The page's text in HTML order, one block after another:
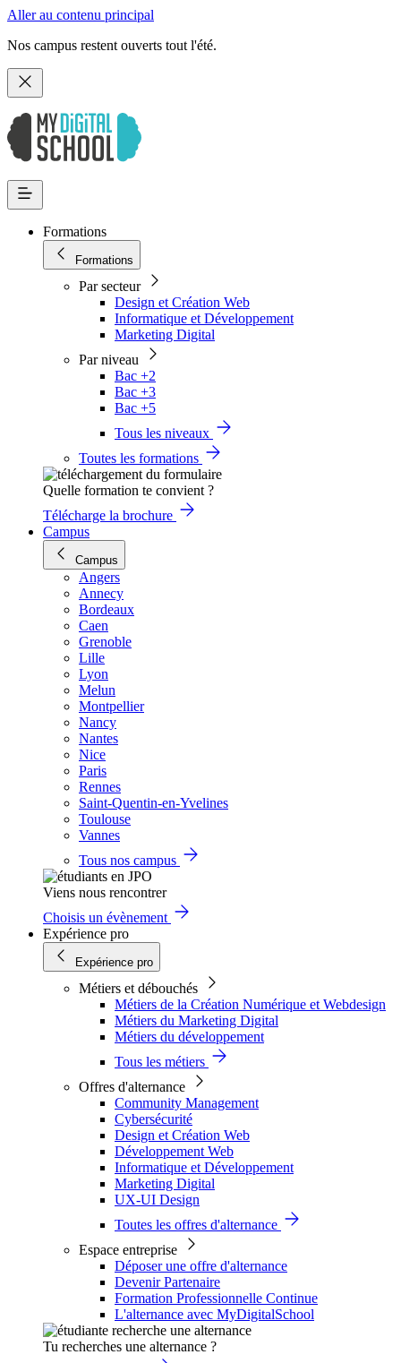
Aller au contenu principal
Nos campus restent ouverts tout l'été.
Formations
Formations
Par secteur
Design et Création Web
Informatique et Développement
Marketing Digital
Par niveau
Bac +2
Bac +3
Bac +5
Tous les niveaux
Toutes les formations
Quelle formation te convient ?
Télécharge la brochure
Campus
Campus
Angers
Annecy
Bordeaux
Caen
Grenoble
Lille
Lyon
Melun
Montpellier
Nancy
Nantes
Nice
Paris
Rennes
Saint-Quentin-en-Yvelines
Toulouse
Vannes
Tous nos campus
Viens nous rencontrer
Choisis un évènement
Expérience pro
Expérience pro
Métiers et débouchés
Métiers de la Création Numérique et Webdesign
Métiers du Marketing Digital
Métiers du développement
Tous les métiers
Offres d'alternance
Community Management
Cybersécurité
Design et Création Web
Développement Web
Informatique et Développement
Marketing Digital
UX-UI Design
Toutes les offres d'alternance
Espace entreprise
Déposer une offre d'alternance
Devenir Partenaire
Formation Professionnelle Continue
L'alternance avec MyDigitalSchool
Tu recherches une alternance ?